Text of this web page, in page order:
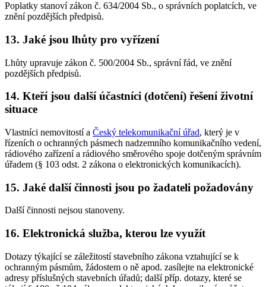
Poplatky stanoví zákon č. 634/2004 Sb., o správních poplatcích, ve
znění pozdějších předpisů.
13. Jaké jsou lhůty pro vyřízení
Lhůty upravuje zákon č. 500/2004 Sb., správní řád, ve znění
pozdějších předpisů.
14. Kteří jsou další účastníci (dotčení) řešení životní
situace
Vlastníci nemovitostí a Český telekomunikační úřad, který je v
řízeních o ochranných pásmech nadzemního komunikačního vedení,
rádiového zařízení a rádiového směrového spoje dotčeným správním
úřadem (§ 103 odst. 2 zákona o elektronických komunikacích).
15. Jaké další činnosti jsou po žadateli požadovány
Další činnosti nejsou stanoveny.
16. Elektronická služba, kterou lze využít
Dotazy týkající se záležitostí stavebního zákona vztahující se k
ochranným pásmům, žádostem o ně apod. zasílejte na elektronické
adresy příslušných stavebních úřadů; další příp. dotazy, které se